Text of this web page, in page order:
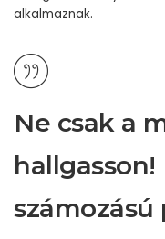
alkalmaznak.
Ne csak a
számozású